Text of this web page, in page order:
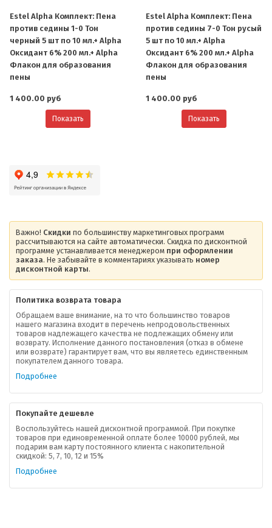
Estel Alpha Комплект: Пена
против седины 1-0 Тон
черный 5 шт по 10 мл.+ Alpha
Оксидант 6% 200 мл.+ Alpha
Флакон для образования
пены
1 400.00 руб
Показать
Estel Alpha Комплект: Пена
против седины 7-0 Тон русый
5 шт по 10 мл.+ Alpha
Оксидант 6% 200 мл.+ Alpha
Флакон для образования
пены
1 400.00 руб
Показать
Важно! Скидки по большинству маркетинговых программ
рассчитываются на сайте автоматически. Скидка по дисконтной
программе устанавливается менеджером при оформлении
заказа. Не забывайте в комментариях указывать номер
дисконтной карты.
Политика возврата товара
Обращаем ваше внимание, на то что большинство товаров
нашего магазина входит в перечень непродовольственных
товаров надлежащего качества не подлежащих обмену или
возврату. Исполнение данного постановления (отказ в обмене
или возврате) гарантирует вам, что вы являетесь единственным
покупателем данного товара.
Подробнее
Покупайте дешевле
Воспользуйтесь нашей дисконтной программой. При покупке
товаров при единовременной оплате более 10000 рублей, мы
подарим вам карту постоянного клиента с накопительной
скидкой: 5, 7, 10, 12 и 15%
Подробнее
О компании
Ваша скидка
Контактная информация
В помощь покупателю
Форма обратной связи